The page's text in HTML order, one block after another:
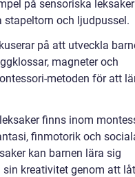
på sensoriska leksaker
stapeltorn och ljudpussel.
på att utveckla
magneter och
metoden för att
finns inom
finmotorik och
kan barnen lära sig
kreativitet genom att